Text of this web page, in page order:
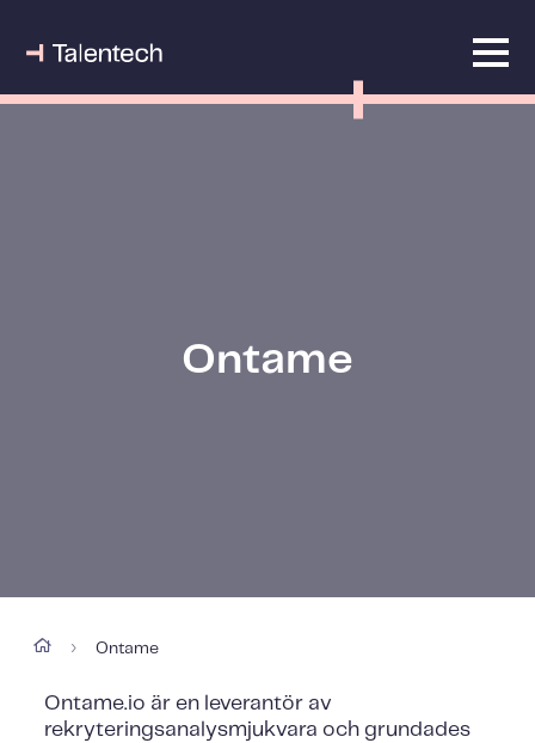
Ontame
› Ontame
Ontame.io är en leverantör av
rekryteringsanalysmjukvara och grundades